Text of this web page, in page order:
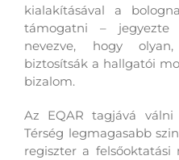
kialakításával a
támogatni –
nevezve, hogy
biztosítsák a hallgatói
bizalom.
Az EQAR tagjává válni
Térség legmagasabb
regiszter a felsőoktatási